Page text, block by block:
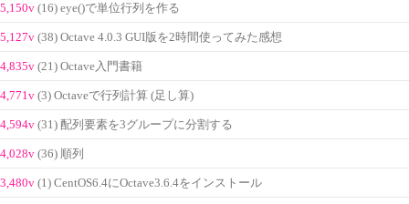
5,150v (16) eye()で単位行列を作る
5,127v (38) Octave 4.0.3 GUI版を2時間使ってみた感想
4,835v (21) Octave入門書籍
4,771v (3) Octaveで行列計算 (足し算)
4,594v (31) 配列要素を3グループに分割する
4,028v (36) 順列
3,480v (1) CentOS6.4にOctave3.6.4をインストール